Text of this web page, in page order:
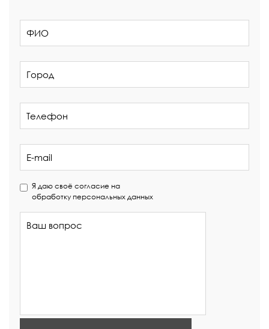
Я даю своё согласие на
обработку персональных данных